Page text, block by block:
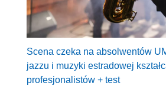
Scena czeka na absolwentów
jazzu i muzyki estradowej
profesjonalistów + test